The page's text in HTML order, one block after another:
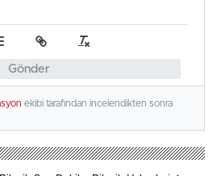
Gönder
ekibi tarafından incelendikten sonra